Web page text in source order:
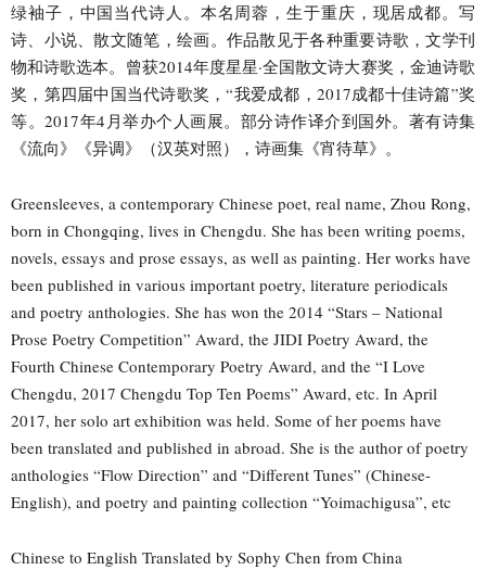
绿袖子，中国当代诗人。本名周蓉，生于重庆，现居成都。写
诗、小说、散文随笔，绘画。作品散见于各种重要诗歌，文学刊
物和诗歌选本。曾获2014年度星星·全国散文诗大赛奖，金迪诗歌
奖，第四届中国当代诗歌奖，“我爱成都，2017成都十佳诗篇”奖
等。2017年4月举办个人画展。部分诗作译介到国外。著有诗集
《流向》《异调》（汉英对照），诗画集《宵待草》。
Greensleeves, a contemporary Chinese poet, real name, Zhou Rong,
born in Chongqing, lives in Chengdu. She has been writing poems,
novels, essays and prose essays, as well as painting. Her works have
been published in various important poetry, literature periodicals
and poetry anthologies. She has won the 2014 “Stars – National
Prose Poetry Competition” Award, the JIDI Poetry Award, the
Fourth Chinese Contemporary Poetry Award, and the “I Love
Chengdu, 2017 Chengdu Top Ten Poems” Award, etc. In April
2017, her solo art exhibition was held. Some of her poems have
been translated and published in abroad. She is the author of poetry
anthologies “Flow Direction” and “Different Tunes” (Chinese-
English), and poetry and painting collection “Yoimachigusa”, etc
Chinese to English Translated by Sophy Chen from China